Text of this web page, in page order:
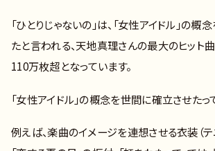
「ひとりじゃないの」は、「女性アイドル」の
たと言われる、天地真理さんの最大のヒット
110万枚超となっています。
「女性アイドル」の概念を世間に確立させたっ
例えば、楽曲のイメージを連想させる衣装（テ